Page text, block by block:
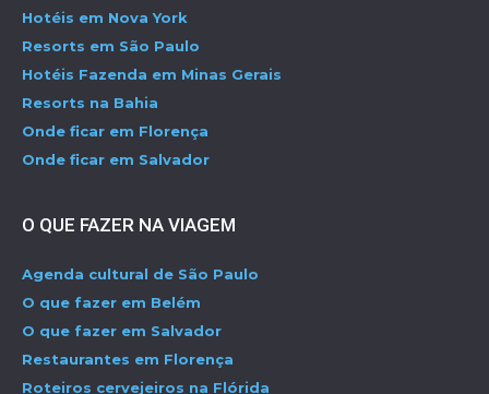
Hotéis em Nova York
Resorts em São Paulo
Hotéis Fazenda em Minas Gerais
Resorts na Bahia
Onde ficar em Florença
Onde ficar em Salvador
O QUE FAZER NA VIAGEM
Agenda cultural de São Paulo
O que fazer em Belém
O que fazer em Salvador
Restaurantes em Florença
Roteiros cervejeiros na Flórida